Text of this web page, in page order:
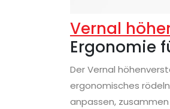
Vernal
Ergonomie
Der Vernal
ergonomisches
anpassen,